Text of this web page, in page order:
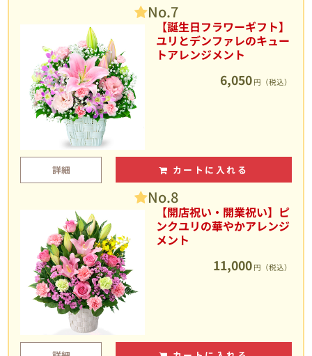
No.7
【誕生日フラワーギフト】
ユリとデンファレのキュー
トアレンジメント
6,050 円（税込）
詳細 カートに入れる
No.8
【開店祝い・開業祝い】ピ
ンクユリの華やかアレンジ
メント
11,000 円（税込）